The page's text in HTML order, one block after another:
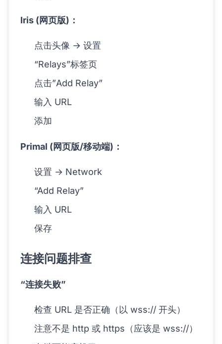
Iris (网页版)：
点击头像 → 设置
“Relays”标签页
点击”Add Relay”
输入 URL
添加
Primal (网页版/移动端)：
设置 → Network
“Add Relay”
输入 URL
保存
连接问题排查
“连接失败”
检查 URL 是否正确（以 wss:// 开头）
注意不是 http 或 https（应该是 wss://）